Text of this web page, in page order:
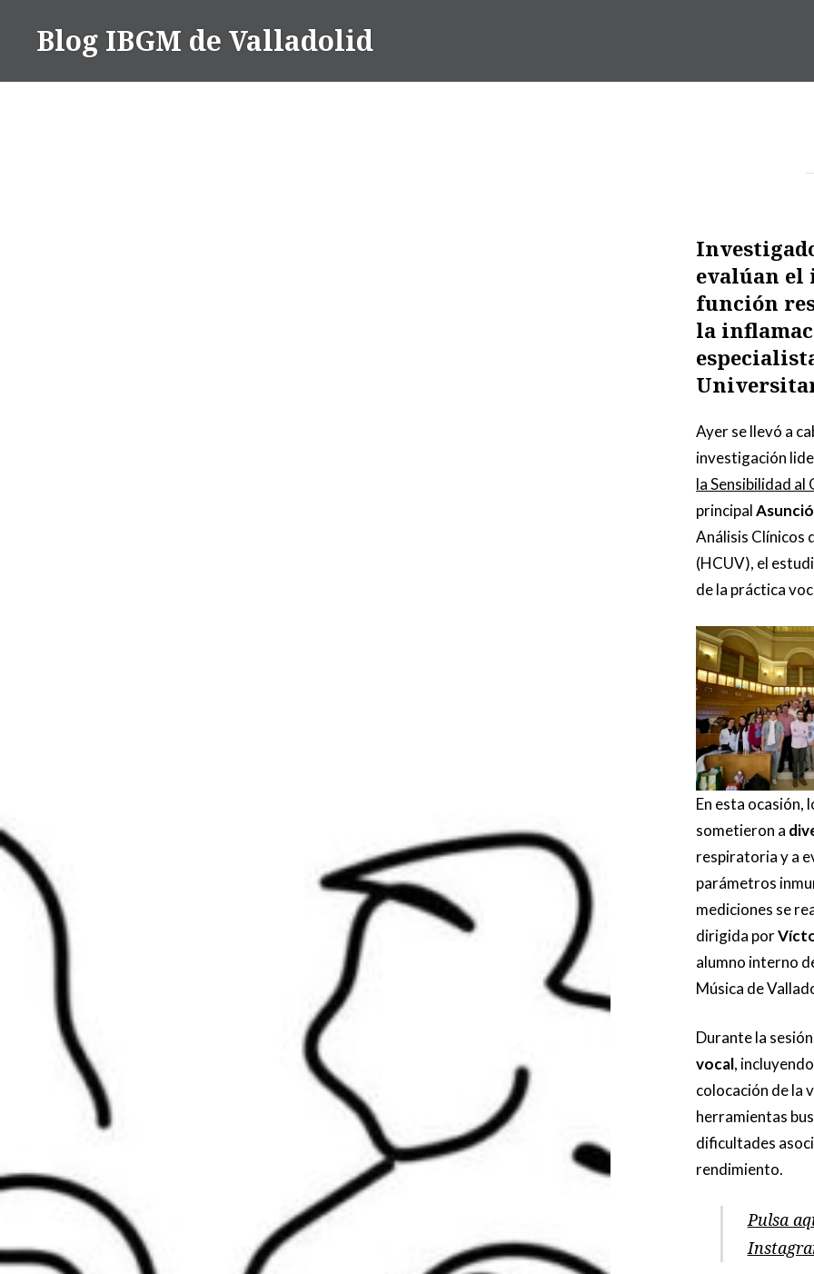
contenidoBlog IBGM de Valladolid
evalúan el
función
la
Ayer se llevó a
investigación
la Sensibilidad al
principal
Análisis Clínicos
(HCUV), el
de la práctica
En esta ocasión,
sometieron a
respiratoria y a
parámetros
mediciones se
dirigida por
alumno interno
Música de
Durante la
vocal,
colocación de la
herramientas
dificultades
rendimiento.
Pulsa